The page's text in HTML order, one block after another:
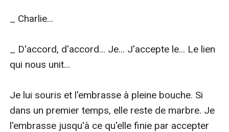
_ Charlie...
_ D'accord, d'accord... Je... J'accepte le... Le lien
qui nous unit...
Je lui souris et l'embrasse à pleine bouche. Si
dans un premier temps, elle reste de marbre. Je
l'embrasse jusqu'à ce qu'elle finie par accepter